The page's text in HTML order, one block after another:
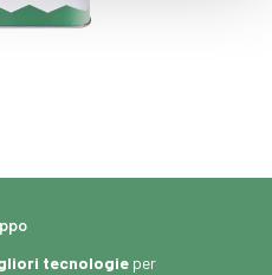
tecnologie per